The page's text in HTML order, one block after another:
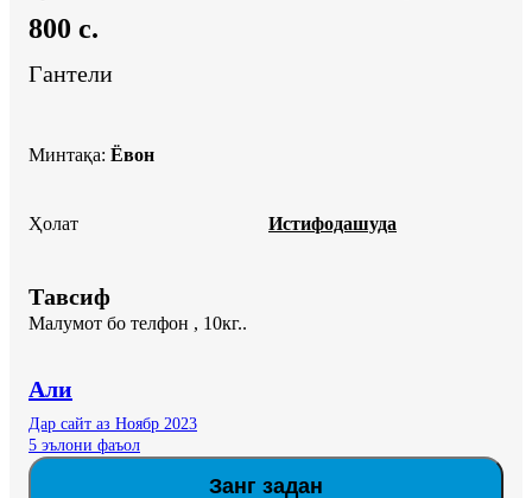
800 c.
Гантели
Минтақа: Ёвон
Ҳолат Истифодашуда
Тавсиф
Малумот бо телфон , 10кг..
Али
Дар сайт аз Ноябр 2023
5 эълони фаъол
Занг задан